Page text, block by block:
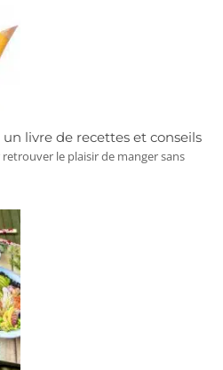
un livre de recettes et conseils
le plaisir de manger sans